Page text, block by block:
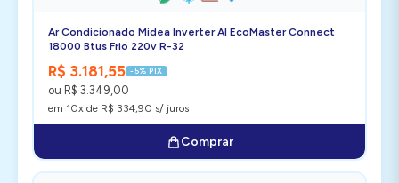
Ar Condicionado Midea Inverter AI EcoMaster Connect
18000 Btus Frio 220v R-32
R$ 3.181,55 -5% PIX
ou R$ 3.349,00
em 10x de R$ 334,90 s/ juros
Comprar